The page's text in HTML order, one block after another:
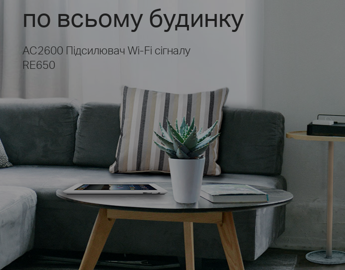
по всьому будинку
AC2600 Підсилювач Wi-Fi сігналу
RE650